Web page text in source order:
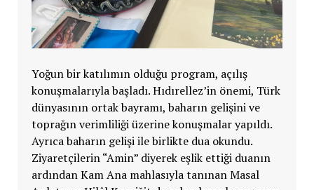
Yoğun bir katılımın olduğu program, açılış
konuşmalarıyla başladı. Hıdırellez’in önemi, Türk
dünyasının ortak bayramı, baharın gelişini ve
toprağın verimliliği üzerine konuşmalar yapıldı.
Ayrıca baharın gelişi ile birlikte dua okundu.
Ziyaretçilerin “Amin” diyerek eşlik ettiği duanın
ardından Kam Ana mahlasıyla tanınan Masal